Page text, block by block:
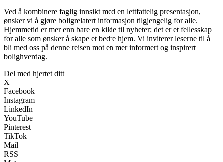
Ved å kombinere faglig innsikt med en lettfattelig presentasjon,
ønsker vi å gjøre boligrelatert informasjon tilgjengelig for alle.
Hjemmetid er mer enn bare en kilde til nyheter; det er et fellesskap
for alle som ønsker å skape et bedre hjem. Vi inviterer leserne til å
bli med oss på denne reisen mot en mer informert og inspirert
bolighverdag.
Del med hjertet ditt
X
Facebook
Instagram
LinkedIn
YouTube
Pinterest
TikTok
Mail
RSS